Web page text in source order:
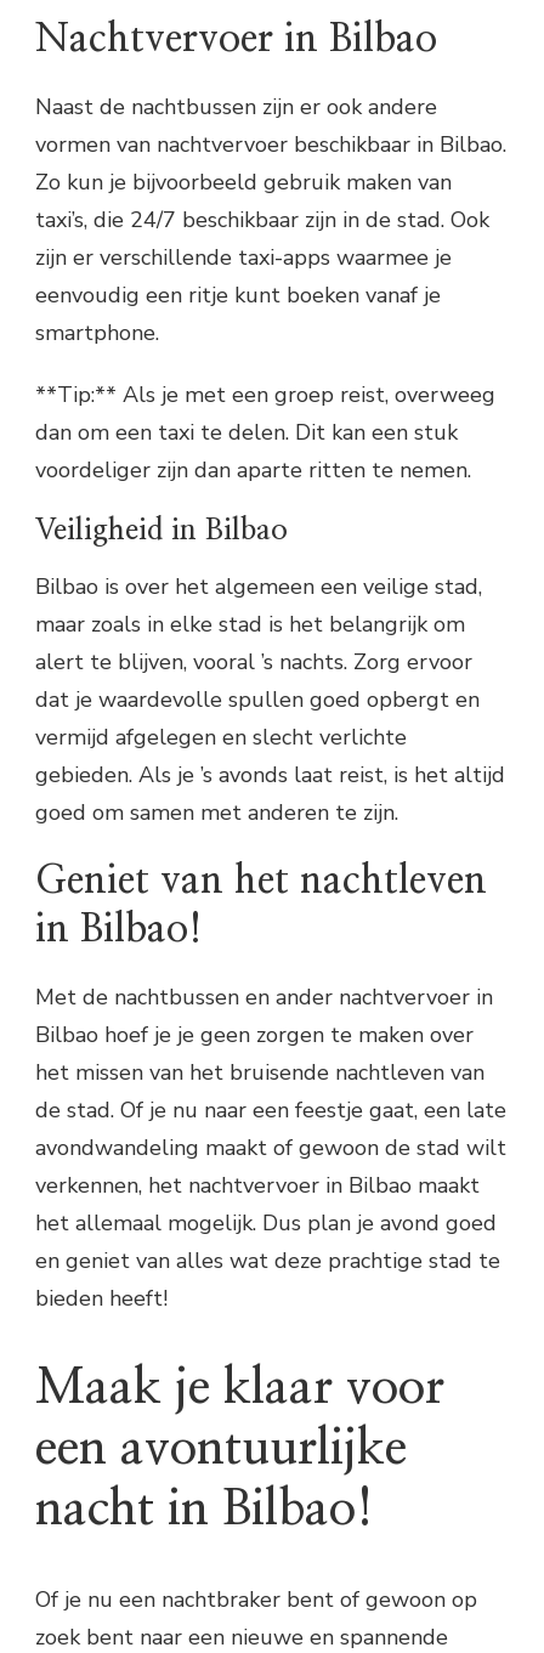
Nachtvervoer in Bilbao
Naast de nachtbussen zijn er ook andere
vormen van nachtvervoer beschikbaar in Bilbao.
Zo kun je bijvoorbeeld gebruik maken van
taxi’s, die 24/7 beschikbaar zijn in de stad. Ook
zijn er verschillende taxi-apps waarmee je
eenvoudig een ritje kunt boeken vanaf je
smartphone.
**Tip:** Als je met een groep reist, overweeg
dan om een taxi te delen. Dit kan een stuk
voordeliger zijn dan aparte ritten te nemen.
Veiligheid in Bilbao
Bilbao is over het algemeen een veilige stad,
maar zoals in elke stad is het belangrijk om
alert te blijven, vooral ’s nachts. Zorg ervoor
dat je waardevolle spullen goed opbergt en
vermijd afgelegen en slecht verlichte
gebieden. Als je ’s avonds laat reist, is het altijd
goed om samen met anderen te zijn.
Geniet van het nachtleven
in Bilbao!
Met de nachtbussen en ander nachtvervoer in
Bilbao hoef je je geen zorgen te maken over
het missen van het bruisende nachtleven van
de stad. Of je nu naar een feestje gaat, een late
avondwandeling maakt of gewoon de stad wilt
verkennen, het nachtvervoer in Bilbao maakt
het allemaal mogelijk. Dus plan je avond goed
en geniet van alles wat deze prachtige stad te
bieden heeft!
Maak je klaar voor
een avontuurlijke
nacht in Bilbao!
Of je nu een nachtbraker bent of gewoon op
zoek bent naar een nieuwe en spannende